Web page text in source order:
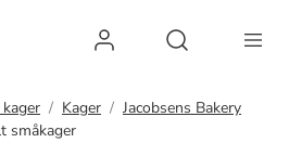
Log ind
Kager
Jacobsens Bakery
småkager